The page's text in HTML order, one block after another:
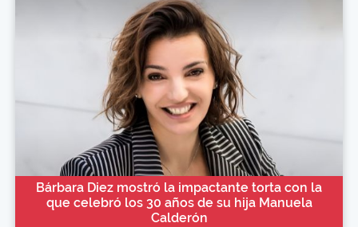
Bárbara Diez mostró la impactante torta con la
que celebró los 30 años de su hija Manuela
Calderón